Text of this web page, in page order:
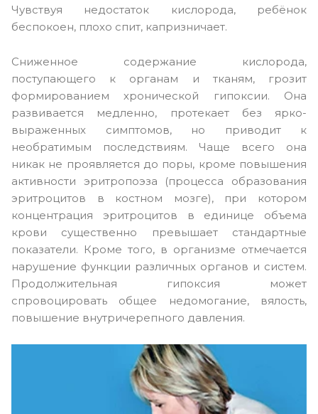
Чувствуя недостаток кислорода, ребёнок
беспокоен, плохо спит, капризничает.
Сниженное содержание кислорода,
поступающего к органам и тканям, грозит
формированием хронической гипоксии. Она
развивается медленно, протекает без ярко-
выраженных симптомов, но приводит к
необратимым последствиям. Чаще всего она
никак не проявляется до поры, кроме повышения
активности эритропоэза (процесса образования
эритроцитов в костном мозге), при котором
концентрация эритроцитов в единице объема
крови существенно превышает стандартные
показатели. Кроме того, в организме отмечается
нарушение функции различных органов и систем.
Продолжительная гипоксия может
спровоцировать общее недомогание, вялость,
повышение внутричерепного давления.